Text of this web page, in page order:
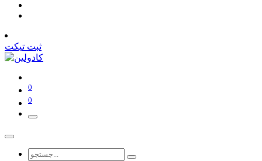
ثبت تیکت
0
0